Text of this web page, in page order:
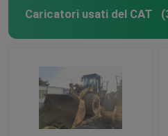
Caricatori usati del CAT